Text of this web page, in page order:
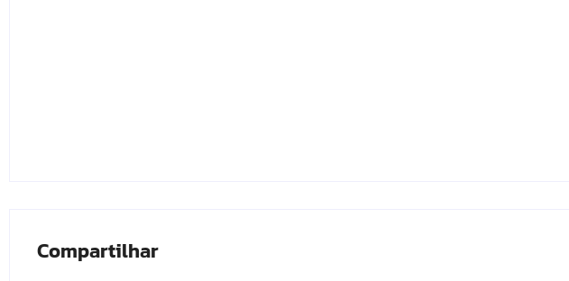
Compartilhar